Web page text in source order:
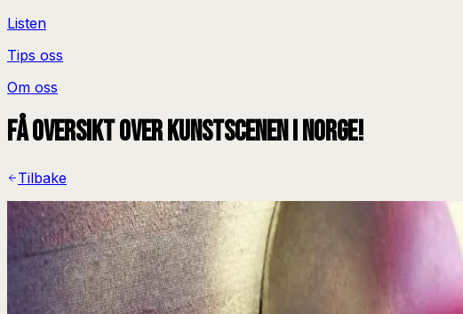
Listen
Tips oss
Om oss
Få oversikt over kunstscenen i Norge!
Tilbake